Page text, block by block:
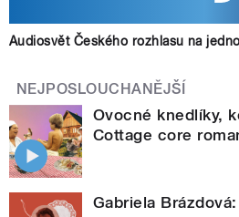
Audiosvět Českého rozhlasu na
NEJPOSLOUCHANĚJŠÍ
Ovocné knedlíky,
Cottage core
Gabriela